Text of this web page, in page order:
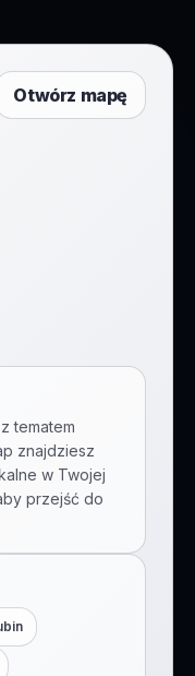
Otwórz mapę
tematem
znajdziesz
w Twojej
przejść do